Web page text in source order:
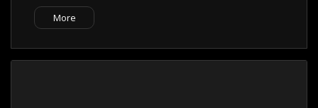
More